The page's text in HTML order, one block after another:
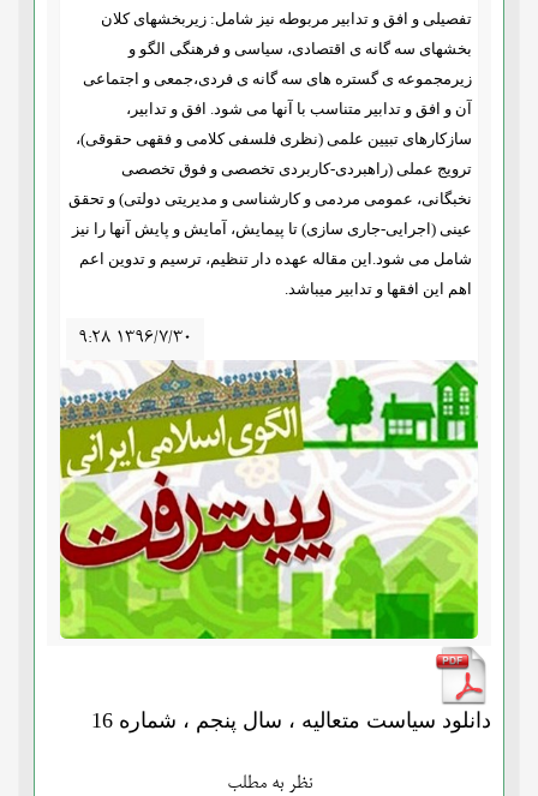
تفصیلی و افق و تدابیر مربوطه نیز شامل: زیربخشهای کلان
بخشهای سه گانه ی اقتصادی، سیاسی و فرهنگی الگو و
زیرمجموعه ی گستره های سه گانه ی فردی،جمعی و اجتماعی
آن و افق و تدابیر متناسب با آنها می شود. افق و تدابیر،
سازکارهای تبیین علمی (نظری فلسفی کلامی و فقهی حقوقی)،
ترویج عملی (راهبردی-کاربردی تخصصی و فوق تخصصی
نخبگانی، عمومی مردمی و کارشناسی و مدیریتی دولتی) و تحقق
عینی (اجرایی-جاری سازی) تا پیمایش، آمایش و پایش آنها را نیز
شامل می شود.این مقاله عهده دار تنظیم، ترسیم و تدوین اعم
اهم این افقها و تدابیر میباشد.
۹:۲۸ ۱۳۹۶/۷/۳۰
دانلود سیاست متعالیه ، سال پنجم ، شماره 16
نظر به مطلب